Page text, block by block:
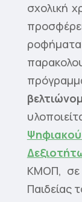
σχολική
ΚΜΟΠ, σε
Παιδείας